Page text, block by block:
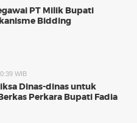
PT Milik Bupati
Bidding
WIB
Dinas-dinas untuk
Perkara Bupati Fadia